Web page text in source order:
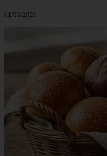
01/03/2026